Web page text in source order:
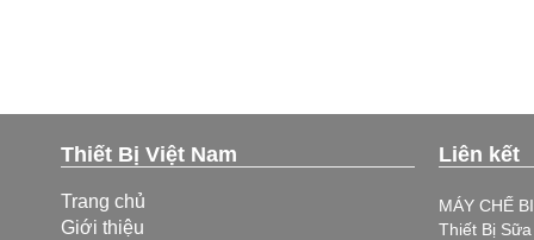
Thiết Bị Việt Nam
Trang chủ
Giới thiệu
Liên kết
MÁY CHẾ
Thiết Bị